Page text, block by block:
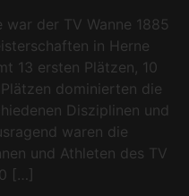
der TV Wanne 1885
in Herne
13 ersten Plätzen, 10
dominierten die
Disziplinen und
waren die
und Athleten des TV
[…]